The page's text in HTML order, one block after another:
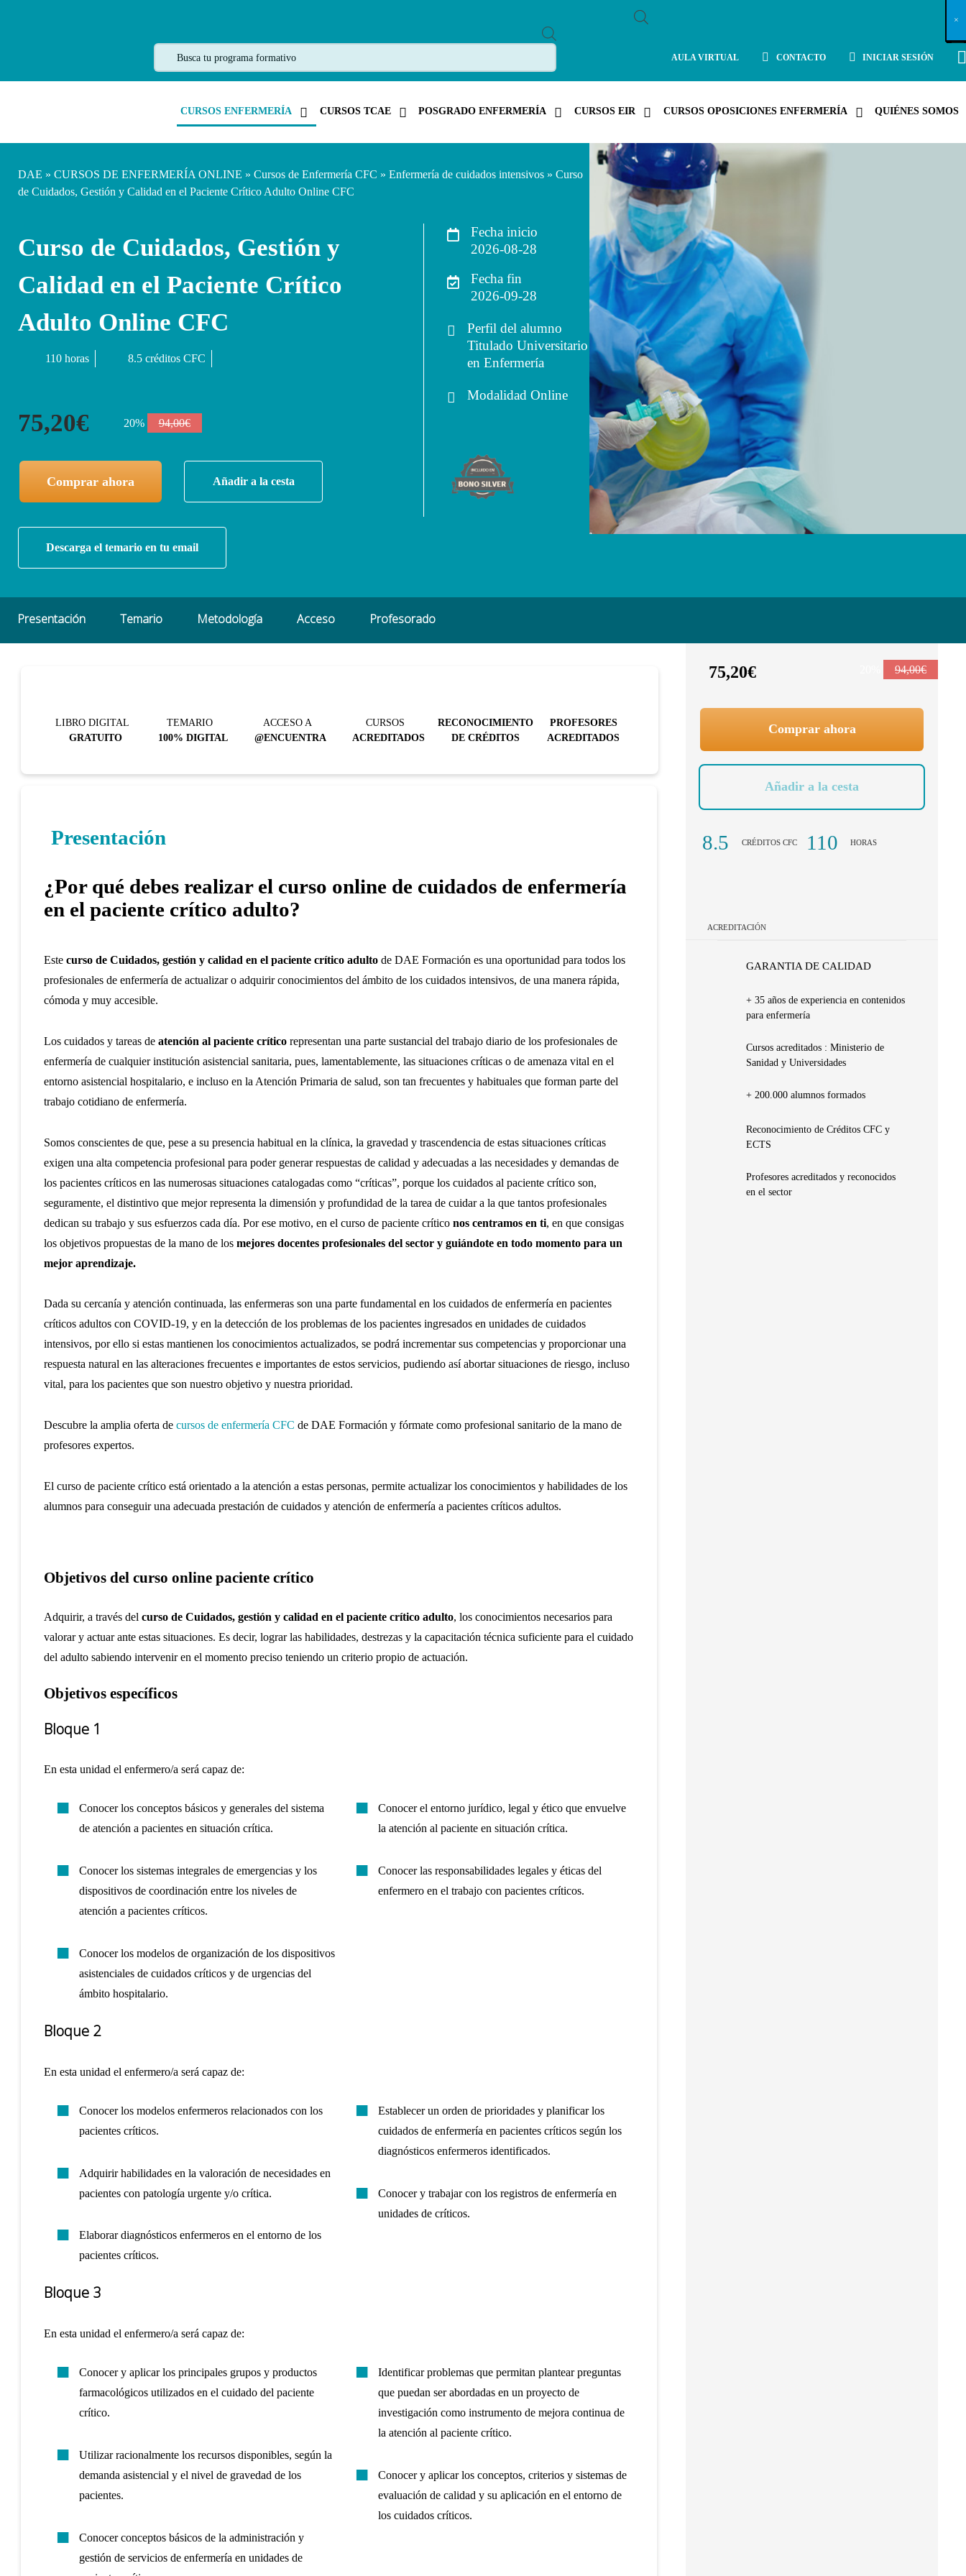
R
D
S
A
C
H
AULA VIRTUAL CONTACTO INICIAR SESIÓN
CURSOS ENFERMERÍA CURSOS TCAE POSGRADO ENFERMERÍA CURSOS EIR CURSOS OPOSICIONES ENFERMERÍA QUIÉNES SOMOS
DAE » CURSOS DE ENFERMERÍA ONLINE » Cursos de Enfermería CFC » Enfermería de cuidados intensivos» Curso
de Cuidados, Gestión y Calidad en el Paciente Crítico Adulto Online CFC
Curso de Cuidados, Gestión y
Calidad en el Paciente Crítico
Adulto Online CFC
110 horas 8.5 créditos CFC
75,20€ 20% 94,00€
Comprar ahora Añadir a la cesta
Descarga el temario en tu email
Fecha inicio
2026-08-28
Fecha fin
2026-09-28
Perfil del alumno
Titulado Universitario
en Enfermería
Modalidad Online
Presentación Temario Metodología Acceso Profesorado
LIBRO DIGITAL
GRATUITO
TEMARIO
100% DIGITAL
ACCESO A
@ENCUENTRA
CURSOS
ACREDITADOS
RECONOCIMIENTO
DE CRÉDITOS
PROFESORES
ACREDITADOS
Presentación
¿Por qué debes realizar el curso online de cuidados de enfermería
en el paciente crítico adulto?
Este curso de Cuidados, gestión y calidad en el paciente crítico adultode DAE Formación es una oportunidad para todos los
profesionales de enfermería de actualizar o adquirir conocimientos del ámbito de los cuidados intensivos, de una manera rápida,
cómoda y muy accesible.
Los cuidados y tareas de atención al paciente críticorepresentan una parte sustancial del trabajo diario de los profesionales de
enfermería de cualquier institución asistencial sanitaria, pues, lamentablemente, las situaciones críticas o de amenaza vital en el
entorno asistencial hospitalario, e incluso en la Atención Primaria de salud, son tan frecuentes y habituales que forman parte del
trabajo cotidiano de enfermería.
Somos conscientes de que, pese a su presencia habitual en la clínica, la gravedad y trascendencia de estas situaciones críticas
exigen una alta competencia profesional para poder generar respuestas de calidad y adecuadas a las necesidades y demandas de
los pacientes críticos en las numerosas situaciones catalogadas como “críticas”, porque los cuidados al paciente crítico son,
seguramente, el distintivo que mejor representa la dimensión y profundidad de la tarea de cuidar a la que tantos profesionales
dedican su trabajo y sus esfuerzos cada día. Por ese motivo, en el curso de paciente crítico nos centramos en ti, en que consigas
los objetivos propuestas de la mano de los mejores docentes profesionales del sector y guiándote en todo momento para un
mejor aprendizaje.
Dada su cercanía y atención continuada, las enfermeras son una parte fundamental en los cuidados de enfermería en pacientes
críticos adultos con COVID-19, y en la detección de los problemas de los pacientes ingresados en unidades de cuidados
intensivos, por ello si estas mantienen los conocimientos actualizados, se podrá incrementar sus competencias y proporcionar una
respuesta natural en las alteraciones frecuentes e importantes de estos servicios, pudiendo así abortar situaciones de riesgo, incluso
vital, para los pacientes que son nuestro objetivo y nuestra prioridad.
Descubre la amplia oferta de cursos de enfermería CFC de DAE Formación y fórmate como profesional sanitario de la mano de
profesores expertos.
El curso de paciente crítico está orientado a la atención a estas personas, permite actualizar los conocimientos y habilidades de los
alumnos para conseguir una adecuada prestación de cuidados y atención de enfermería a pacientes críticos adultos.
Objetivos del curso online paciente crítico
Adquirir, a través del curso de Cuidados, gestión y calidad en el paciente crítico adulto, los conocimientos necesarios para
valorar y actuar ante estas situaciones. Es decir, lograr las habilidades, destrezas y la capacitación técnica suficiente para el cuidado
del adulto sabiendo intervenir en el momento preciso teniendo un criterio propio de actuación.
Objetivos específicos
Bloque 1
En esta unidad el enfermero/a será capaz de:
Conocer los conceptos básicos y generales del sistema
de atención a pacientes en situación crítica.
Conocer los sistemas integrales de emergencias y los
dispositivos de coordinación entre los niveles de
atención a pacientes críticos.
Conocer los modelos de organización de los dispositivos
asistenciales de cuidados críticos y de urgencias del
ámbito hospitalario.
Conocer el entorno jurídico, legal y ético que envuelve
la atención al paciente en situación crítica.
Conocer las responsabilidades legales y éticas del
enfermero en el trabajo con pacientes críticos.
Bloque 2
En esta unidad el enfermero/a será capaz de:
Conocer los modelos enfermeros relacionados con los
pacientes críticos.
Adquirir habilidades en la valoración de necesidades en
pacientes con patología urgente y/o crítica.
Elaborar diagnósticos enfermeros en el entorno de los
pacientes críticos.
Establecer un orden de prioridades y planificar los
cuidados de enfermería en pacientes críticos según los
diagnósticos enfermeros identificados.
Conocer y trabajar con los registros de enfermería en
unidades de críticos.
Bloque 3
En esta unidad el enfermero/a será capaz de:
Conocer y aplicar los principales grupos y productos
farmacológicos utilizados en el cuidado del paciente
crítico.
Utilizar racionalmente los recursos disponibles, según la
demanda asistencial y el nivel de gravedad de los
pacientes.
Conocer conceptos básicos de la administración y
gestión de servicios de enfermería en unidades de
Identificar problemas que permitan plantear preguntas
que puedan ser abordadas en un proyecto de
investigación como instrumento de mejora continua de
la atención al paciente crítico.
Conocer y aplicar los conceptos, criterios y sistemas de
evaluación de calidad y su aplicación en el entorno de
los cuidados críticos.
75,20€ 94,00€
Comprar ahora
Añadir a la cesta
8.5 CRÉDITOS CFC 110 HORAS
ACREDITACIÓN
GARANTIA DE CALIDAD
+ 35 años de experiencia en contenidos
para enfermería
Cursos acreditados : Ministerio de
Sanidad y Universidades
+ 200.000 alumnos formados
Reconocimiento de Créditos CFC y
ECTS
Profesores acreditados y reconocidos
en el sector
X
×
×
×
×
×
×
×
×
×
×
×
×
×
×
×
×
×
×
×
×
×
×
×
×
×
×
×
×
×
×
×
×
×
×
×
×
×
×
×
×
×
×
×
×
×
×
×
×
×
×
×
×
×
×
×
×
×
×
×
×
×
×
×
×
×
×
×
×
×
×
×
×
×
×
×
×
×
×
×
×
×
×
×
×
×
×
×
×
×
×
×
×
×
×
×
×
×
×
×
×
×
×
×
×
×
×
×
×
×
×
×
×
×
×
×
×
×
×
×
×
×
×
×
×
×
×
×
×
×
×
×
×
×
×
×
×
×
×
×
×
×
×
×
×
×
×
×
×
×
×
×
×
×
×
×
×
×
×
×
×
×
×
×
×
×
×
×
×
×
×
×
×
×
×
×
×
×
×
×
×
×
×
×
×
×
×
×
×
×
×
×
×
×
×
×
×
×
×
×
×
×
×
×
×
×
×
×
×
×
×
×
×
×
×
×
×